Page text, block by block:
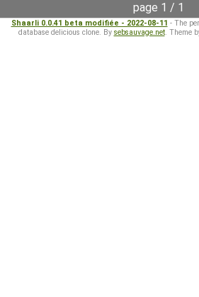
page 1 / 1
Shaarli 0.0.41 beta modifiée - 2022-08-11 - The
database delicious clone. By sebsauvage.net. Theme